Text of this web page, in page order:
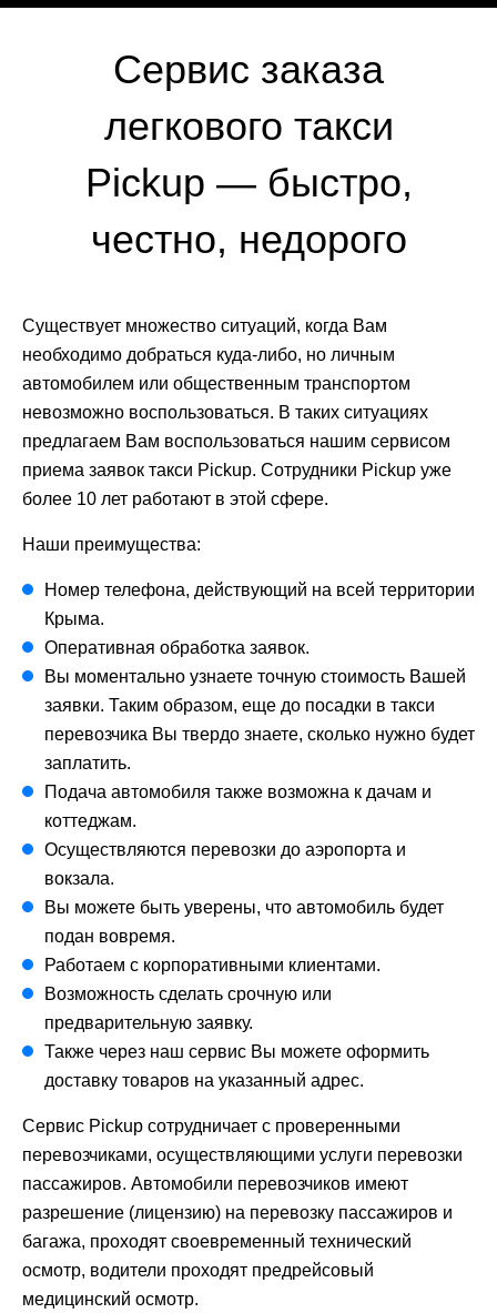
Сервис заказа
легкового такси
Pickup — быстро,
честно, недорого
Существует множество ситуаций, когда Вам
необходимо добраться куда-либо, но личным
автомобилем или общественным транспортом
невозможно воспользоваться. В таких ситуациях
предлагаем Вам воспользоваться нашим сервисом
приема заявок такси Pickup. Сотрудники Pickup уже
более 10 лет работают в этой сфере.
Наши преимущества:
Номер телефона, действующий на всей территории
Крыма.
Оперативная обработка заявок.
Вы моментально узнаете точную стоимость Вашей
заявки. Таким образом, еще до посадки в такси
перевозчика Вы твердо знаете, сколько нужно будет
заплатить.
Подача автомобиля также возможна к дачам и
коттеджам.
Осуществляются перевозки до аэропорта и
вокзала.
Вы можете быть уверены, что автомобиль будет
подан вовремя.
Работаем с корпоративными клиентами.
Возможность сделать срочную или
предварительную заявку.
Также через наш сервис Вы можете оформить
доставку товаров на указанный адрес.
Сервис Pickup сотрудничает с проверенными
перевозчиками, осуществляющими услуги перевозки
пассажиров. Автомобили перевозчиков имеют
разрешение (лицензию) на перевозку пассажиров и
багажа, проходят своевременный технический
осмотр, водители проходят предрейсовый
медицинский осмотр.